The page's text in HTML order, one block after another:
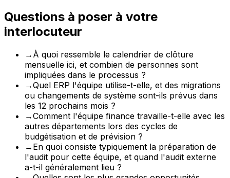
Questions à poser à votre
interlocuteur
→ À quoi ressemble le calendrier de clôture
mensuelle ici, et combien de personnes sont
impliquées dans le processus ?
→Quel ERP l'équipe utilise-t-elle, et des migrations
ou changements de système sont-ils prévus dans
les 12 prochains mois ?
→Comment l'équipe finance travaille-t-elle avec les
autres départements lors des cycles de
budgétisation et de prévision ?
→ En quoi consiste typiquement la préparation de
l'audit pour cette équipe, et quand l'audit externe
a-t-il généralement lieu ?